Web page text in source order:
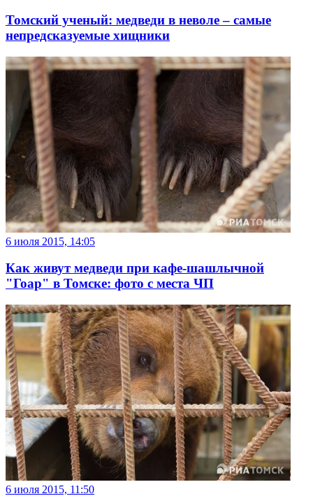
Томский ученый: медведи в неволе – самые
непредсказуемые хищники
6 июля 2015, 14:05
Как живут медведи при кафе-шашлычной
"Гоар" в Томске: фото с места ЧП
6 июля 2015, 11:50